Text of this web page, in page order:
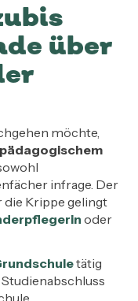
über
möchte,
infrage. Der
die Krippe gelingt
oder
tätig